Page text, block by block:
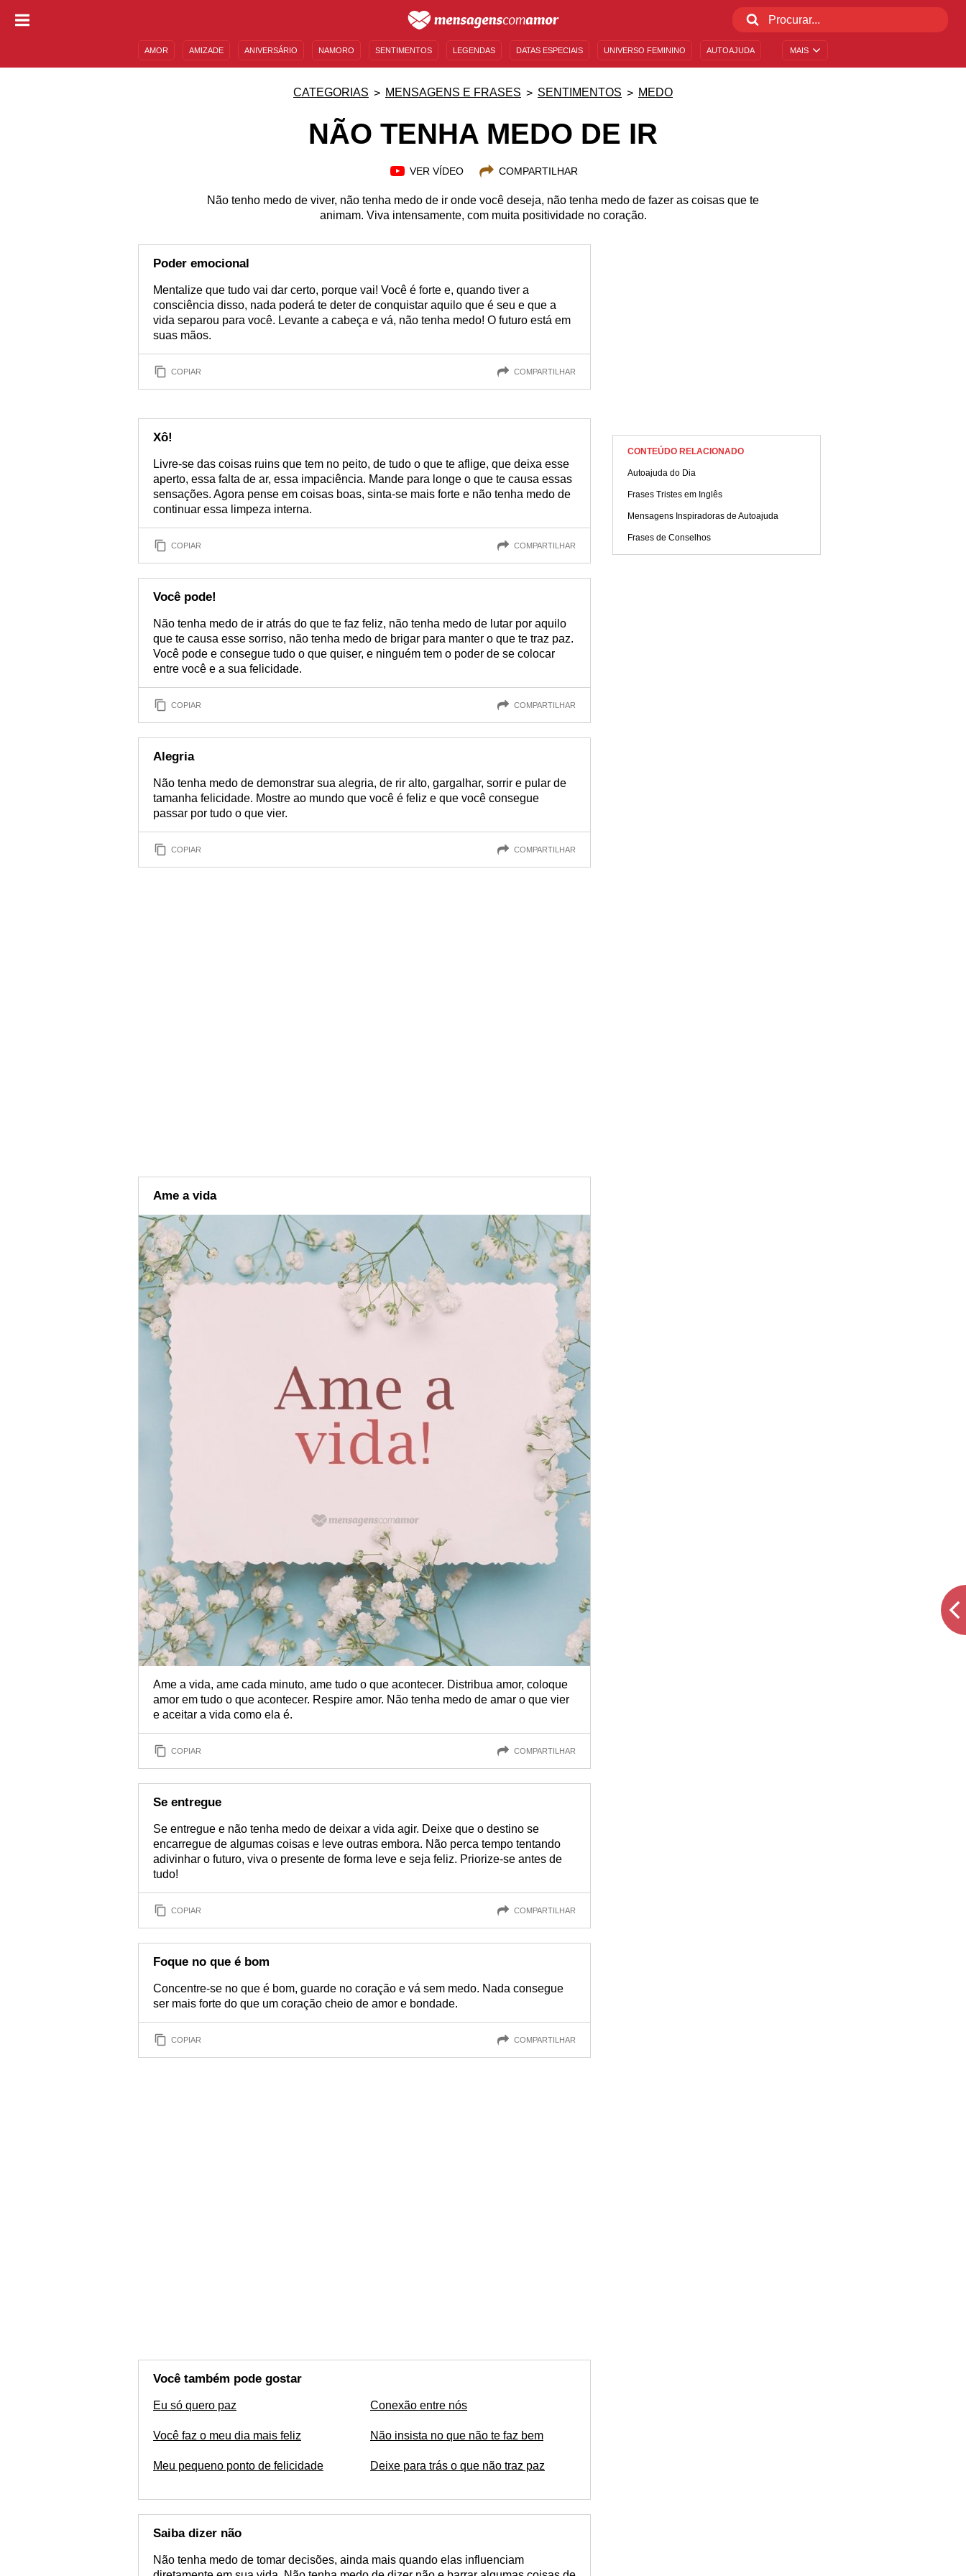
MAIS
AMOR AMIZADE ANIVERSÁRIO NAMORO SENTIMENTOS LEGENDAS DATAS ESPECIAIS UNIVERSO FEMININO AUTOAJUDA
CATEGORIAS MENSAGENS E FRASES SENTIMENTOS MEDO
NÃO TENHA MEDO DE IR
VER VÍDEO COMPARTILHAR
Não tenho medo de viver, não tenha medo de ir onde você deseja, não tenha medo de fazer as coisas que te
animam. Viva intensamente, com muita positividade no coração.
Poder emocional
Mentalize que tudo vai dar certo, porque vai! Você é forte e, quando tiver a
consciência disso, nada poderá te deter de conquistar aquilo que é seu e que a
vida separou para você. Levante a cabeça e vá, não tenha medo! O futuro está em
suas mãos.
COPIAR COMPARTILHAR
Xô!
Livre-se das coisas ruins que tem no peito, de tudo o que te aflige, que deixa esse
aperto, essa falta de ar, essa impaciência. Mande para longe o que te causa essas
sensações. Agora pense em coisas boas, sinta-se mais forte e não tenha medo de
continuar essa limpeza interna.
COPIAR COMPARTILHAR
Você pode!
Não tenha medo de ir atrás do que te faz feliz, não tenha medo de lutar por aquilo
que te causa esse sorriso, não tenha medo de brigar para manter o que te traz paz.
Você pode e consegue tudo o que quiser, e ninguém tem o poder de se colocar
entre você e a sua felicidade.
COPIAR COMPARTILHAR
Alegria
Não tenha medo de demonstrar sua alegria, de rir alto, gargalhar, sorrir e pular de
tamanha felicidade. Mostre ao mundo que você é feliz e que você consegue
passar por tudo o que vier.
COPIAR COMPARTILHAR
Ame a vida
Ame a vida, ame cada minuto, ame tudo o que acontecer. Distribua amor, coloque
amor em tudo o que acontecer. Respire amor. Não tenha medo de amar o que vier
e aceitar a vida como ela é.
COPIAR COMPARTILHAR
Se entregue
Se entregue e não tenha medo de deixar a vida agir. Deixe que o destino se
encarregue de algumas coisas e leve outras embora. Não perca tempo tentando
adivinhar o futuro, viva o presente de forma leve e seja feliz. Priorize-se antes de
tudo!
COPIAR COMPARTILHAR
Foque no que é bom
Concentre-se no que é bom, guarde no coração e vá sem medo. Nada consegue
ser mais forte do que um coração cheio de amor e bondade.
COPIAR COMPARTILHAR
Você também pode gostar
Eu só quero paz
Você faz o meu dia mais feliz
Meu pequeno ponto de felicidade
Conexão entre nós
Não insista no que não te faz bem
Deixe para trás o que não traz paz
Saiba dizer não
Não tenha medo de tomar decisões, ainda mais quando elas influenciam
CONTEÚDO RELACIONADO
Autoajuda do Dia
Frases Tristes em Inglês
Mensagens Inspiradoras de Autoajuda
Frases de Conselhos